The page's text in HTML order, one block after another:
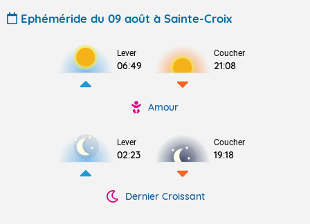
Ephéméride du 09 août à Sainte-Croix
Lever
06:49
Coucher
21:08
Amour
Lever
02:23
Coucher
19:18
Dernier Croissant